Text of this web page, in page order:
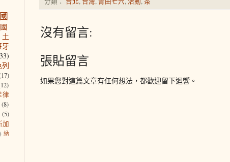
沒有留言:
張貼留言
如果您對這篇文章有任何想法，都歡迎留下迴響。
土
牙
列
律
(8)
(5)
加
納